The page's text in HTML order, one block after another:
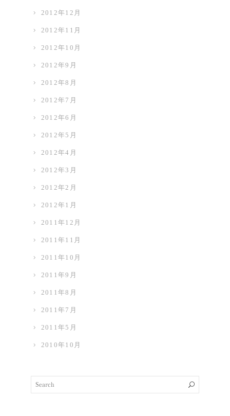
2012年12月
2012年11月
2012年10月
2012年9月
2012年8月
2012年7月
2012年6月
2012年5月
2012年4月
2012年3月
2012年2月
2012年1月
2011年12月
2011年11月
2011年10月
2011年9月
2011年8月
2011年7月
2011年5月
2010年10月